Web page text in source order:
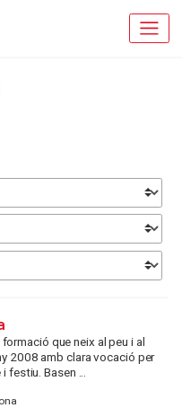
que neix al peu i al
2008 amb clara vocació per
festiu. Basen ...